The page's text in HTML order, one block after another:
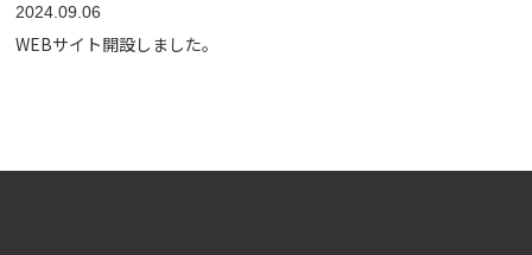
2024.09.06
WEBサイト開設しました。